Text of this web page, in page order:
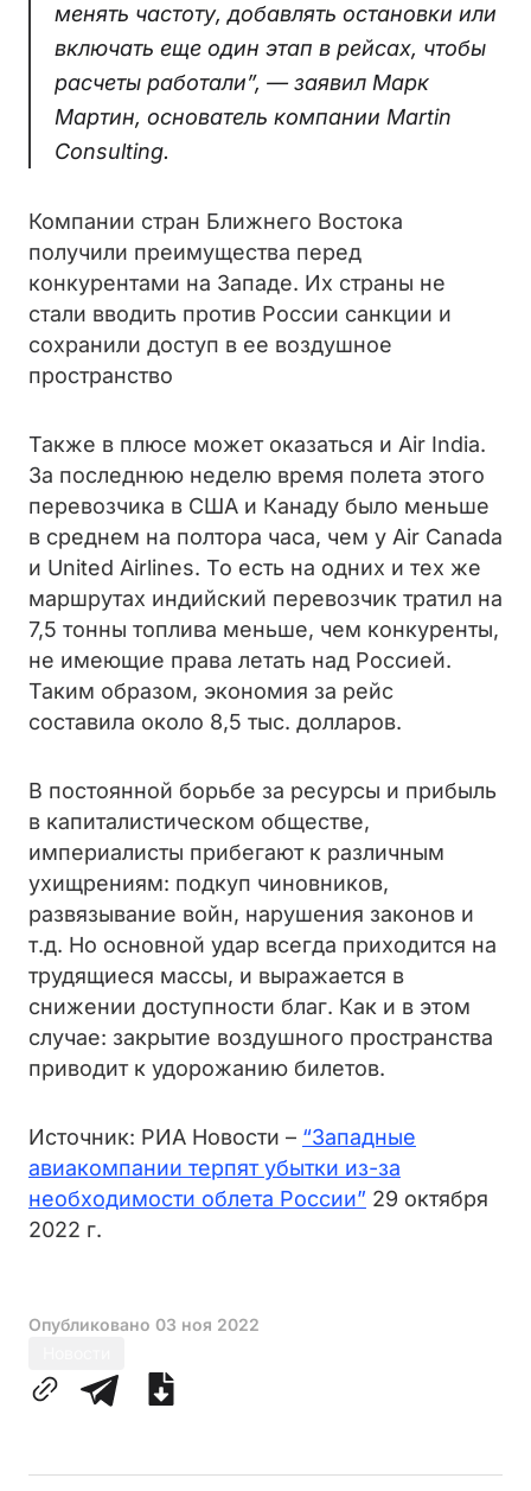
менять частоту, добавлять остановки или
включать еще один этап в рейсах, чтобы
расчеты работали”, — заявил Марк
Мартин, основатель компании Martin
Consulting.
Компании стран Ближнего Востока
получили преимущества перед
конкурентами на Западе. Их страны не
стали вводить против России санкции и
сохранили доступ в ее воздушное
пространство
Также в плюсе может оказаться и Air India.
За последнюю неделю время полета этого
перевозчика в США и Канаду было меньше
в среднем на полтора часа, чем у Air Canada
и United Airlines. То есть на одних и тех же
маршрутах индийский перевозчик тратил на
7,5 тонны топлива меньше, чем конкуренты,
не имеющие права летать над Россией.
Таким образом, экономия за рейс
составила около 8,5 тыс. долларов.
В постоянной борьбе за ресурсы и прибыль
в капиталистическом обществе,
империалисты прибегают к различным
ухищрениям: подкуп чиновников,
развязывание войн, нарушения законов и
т.д. Но основной удар всегда приходится на
трудящиеся массы, и выражается в
снижении доступности благ. Как и в этом
случае: закрытие воздушного пространства
приводит к удорожанию билетов.
Источник: РИА Новости – “Западные
авиакомпании терпят убытки из-за
необходимости облета России” 29 октября
2022 г.
Опубликовано 03 ноя 2022